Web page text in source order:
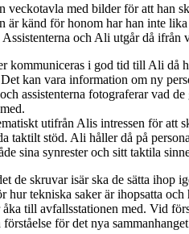
veckotavla med bilder för att han
är känd för honom har han inte
och Ali utgår då
kommuniceras i god tid till Ali då
kan vara information om ny
assistenterna fotograferar vad
utifrån Alis intressen för att
taktilt stöd. Ali håller då på
sina synrester och sitt taktila
de skruvar isär ska de sätta ihop
hur tekniska saker är ihopsatta
till avfallsstationen med. Vid
för det nya